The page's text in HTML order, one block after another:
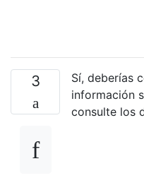
3
Sí, deberías
información
consulte los